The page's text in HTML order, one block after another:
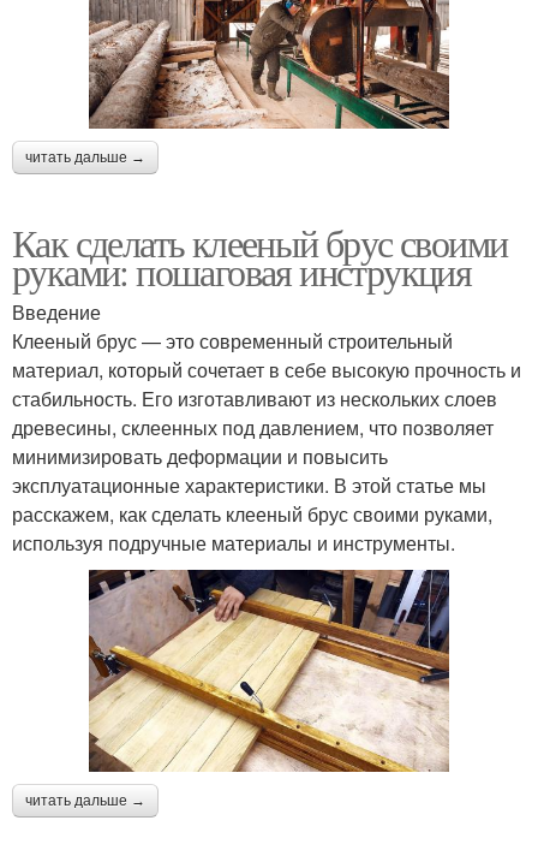
читать дальше →
Как сделать клееный брус своими
руками: пошаговая инструкция
Введение
Клееный брус — это современный строительный
материал, который сочетает в себе высокую прочность и
стабильность. Его изготавливают из нескольких слоев
древесины, склеенных под давлением, что позволяет
минимизировать деформации и повысить
эксплуатационные характеристики. В этой статье мы
расскажем, как сделать клееный брус своими руками,
используя подручные материалы и инструменты.
читать дальше →